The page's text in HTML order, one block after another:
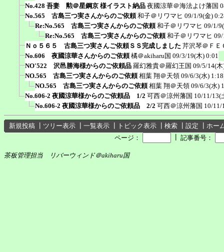
No.428 吾妻 勲＠星鋼京 様イラスト納品 夜國涼華＠海法よけ藩国
No.565 古島三つ実さんからのご依頼 和子＠リワマヒ 09/1/9(金)
Re:No.565 古島三つ実さんからのご依頼 和子＠リワマヒ 09/1/
Re:No.565 古島三つ実さんからのご依頼 和子＠リワマヒ
Ｎｏ５６５ 古島三つ実さんご依頼ＳＳ完成しました 芹沢琴＠ＦＥ
No.606 夜國涼華さんからのご依頼 橘＠akiharu国 09/3/19(木) 0:01
NO'522 沢邑勝海様からのご依頼品 羅幻雅貴＠羅幻王国 09/5/14(
NO.565 古島三つ実さんからのご依頼 相葉 翔＠天領 09/6/3(水) 1:18
NO.565 古島三つ実さんからのご依頼 相葉 翔＠天領 09/6/3(水)
No.606-2 夜國涼華様からのご依頼品 1/2 可西＠涼州藩国 10/11/13(
No.606-2 夜國涼華様からのご依頼品 2/2 可西＠涼州藩国 10/11/
新規投稿 ツリー表示 一覧表示 トピック表示 検索 設定
ホー
ページ：
記事番号：
茶板管理担当 リバーウィンド＠akiharu国